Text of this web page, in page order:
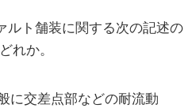
ルト舗装に関する次の記述の
れか。
に交差点部などの耐流動